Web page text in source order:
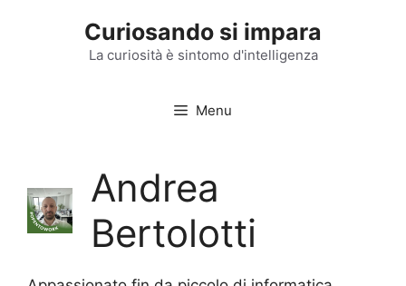
Curiosando si impara
La curiosità è sintomo d'intelligenza
Menu
Andrea
Bertolotti